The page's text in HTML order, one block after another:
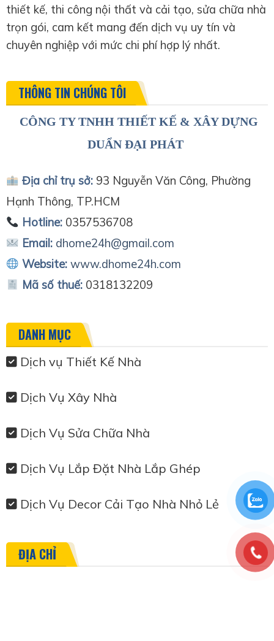
thiết kế, thi công nội thất và cải tạo, sửa chữa nhà
trọn gói, cam kết mang đến dịch vụ uy tín và
chuyên nghiệp với mức chi phí hợp lý nhất.
THÔNG TIN CHÚNG TÔI
CÔNG TY TNHH THIẾT KẾ & XÂY DỰNG
DUẨN ĐẠI PHÁT
Địa chỉ trụ sở:93 Nguyễn Văn Công, Phường
Hạnh Thông, TP.HCM
Hotline:0357536708
Email: dhome24h@gmail.com
Website: www.dhome24h.com
Mã số thuế: 0318132209
DANH MỤC
Dịch vụ Thiết Kế Nhà
Dịch Vụ Xây Nhà
Dịch Vụ Sửa Chữa Nhà
Dịch Vụ Lắp Đặt Nhà Lắp Ghép
Dịch Vụ Decor Cải Tạo Nhà Nhỏ Lẻ
ĐỊA CHỈ